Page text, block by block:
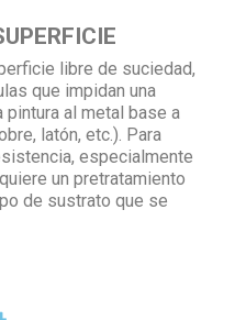
libre de suciedad,
que impidan una
al metal base a
latón, etc.). Para
especialmente
un pretratamiento
de sustrato que se